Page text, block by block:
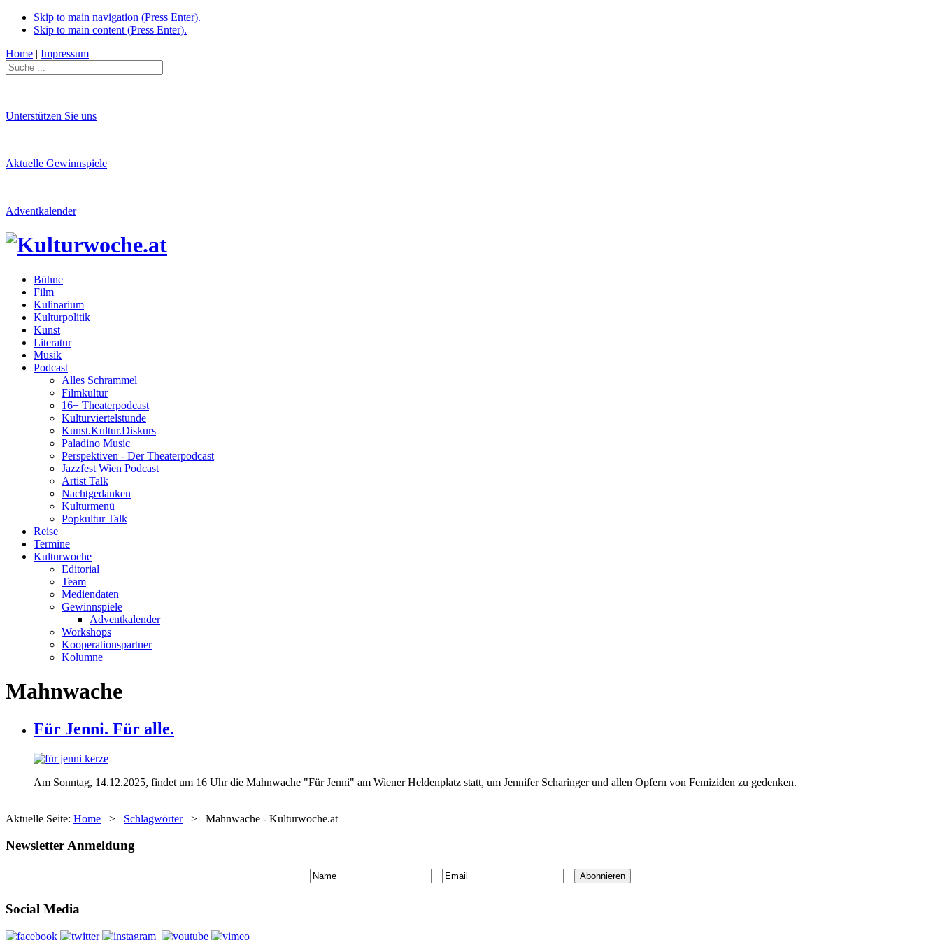
Skip to main navigation (Press Enter).
Skip to main content (Press Enter).
Home | Impressum
Unterstützen Sie uns
Aktuelle Gewinnspiele
Adventkalender
Bühne
Film
Kulinarium
Kulturpolitik
Kunst
Literatur
Musik
Podcast
Alles Schrammel
Filmkultur
16+ Theaterpodcast
Kulturviertelstunde
Kunst.Kultur.Diskurs
Paladino Music
Perspektiven - Der Theaterpodcast
Jazzfest Wien Podcast
Artist Talk
Nachtgedanken
Kulturmenü
Popkultur Talk
Reise
Termine
Kulturwoche
Editorial
Team
Mediendaten
Gewinnspiele
Adventkalender
Workshops
Kooperationspartner
Kolumne
Mahnwache
Für Jenni. Für alle.
Am Sonntag, 14.12.2025, findet um 16 Uhr die Mahnwache "Für Jenni" am Wiener Heldenplatz statt, um Jennifer Scharinger und allen Opfern von Femiziden zu gedenken.
Aktuelle Seite: Home > Schlagwörter > Mahnwache - Kulturwoche.at
Newsletter Anmeldung
Social Media